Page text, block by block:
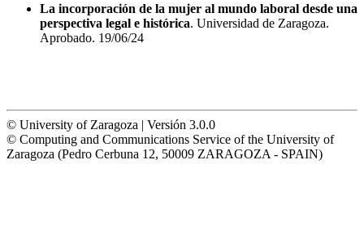
La incorporación de la mujer al mundo laboral desde una
perspectiva legal e histórica. Universidad de Zaragoza.
Aprobado. 19/06/24
© University of Zaragoza | Versión 3.0.0
© Computing and Communications Service of the University of
Zaragoza (Pedro Cerbuna 12, 50009 ZARAGOZA - SPAIN)